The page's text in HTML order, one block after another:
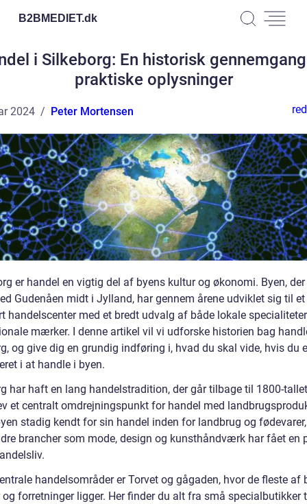
B2BMEDIET.dk
i Silkeborg: En historisk
praktiske oplysninger
2024 Peter Mortensen
er handel en vigtig del af byens kultur og økonomi. Byen,
Gudenåen midt i Jylland, har gennem årene udviklet sig til et
handelscenter med et bredt udvalg af både lokale
mærker. I denne artikel vil vi udforske historien bag
og give dig en grundig indføring i, hvad du skal vide, hvis du
i at handle i byen.
har haft en lang handelstradition, der går tilbage til 1800-
et centralt omdrejningspunkt for handel med
stadig kendt for sin handel inden for landbrug og
brancher som mode, design og kunsthåndværk har fået en
handelsområder er Torvet og gågaden, hvor de fleste af
forretninger ligger. Her finder du alt fra små specialbutikker